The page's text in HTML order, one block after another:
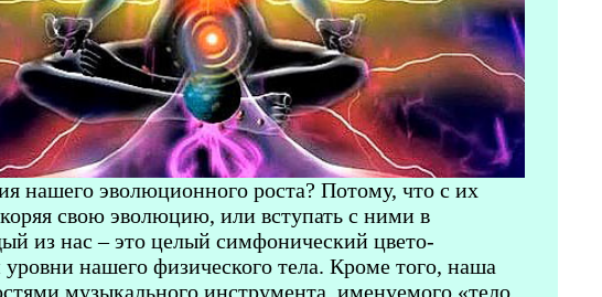
нашего эволюционного роста? Потому, что с их
свою эволюцию, или вступать с ними в
из нас – это целый симфонический цвето-
нашего физического тела. Кроме того, наша
музыкального инструмента, именуемого «тело